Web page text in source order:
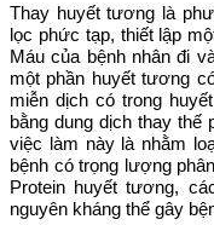
Thay huyết tương là
lọc phức tạp, thiết lập
Máu của bệnh nhân đi
một phần huyết tương
miễn dịch có trong
bằng dung dịch thay
việc làm này là nhằm
bệnh có trọng lượng
Protein huyết tương,
nguyên kháng thể gây